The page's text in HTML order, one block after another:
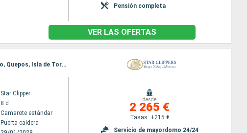
Pensión completa
VER LAS OFERTAS
Itinerario : Puerta caldera, Isla de Coiba, Parc Marino Golfo de Chiriqui (Panama), Golfito, Quepos, Isla de Tortuga, Puerta caldera
Star Clipper
8 d
Camarote estándar
Puerta caldera
desde
2 265 €
Tasas: +215 €
Servicio de mayordomo 24/24